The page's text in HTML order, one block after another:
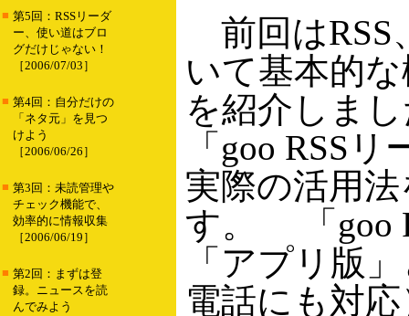
■ 第5回：RSSリーダ
ー、使い道はブロ
グだけじゃない！
［2006/07/03］
■ 第4回：自分だけの
「ネタ元」を見つ
けよう
［2006/06/26］
■ 第3回：未読管理や
チェック機能で、
効率的に情報収集
［2006/06/19］
■ 第2回：まずは登
録。ニュースを読
んでみよう
前回はRSS
いて基本的
を紹介しま
「goo RSS
実際の活用
す。 「goo
「アプリ版
電話にも対